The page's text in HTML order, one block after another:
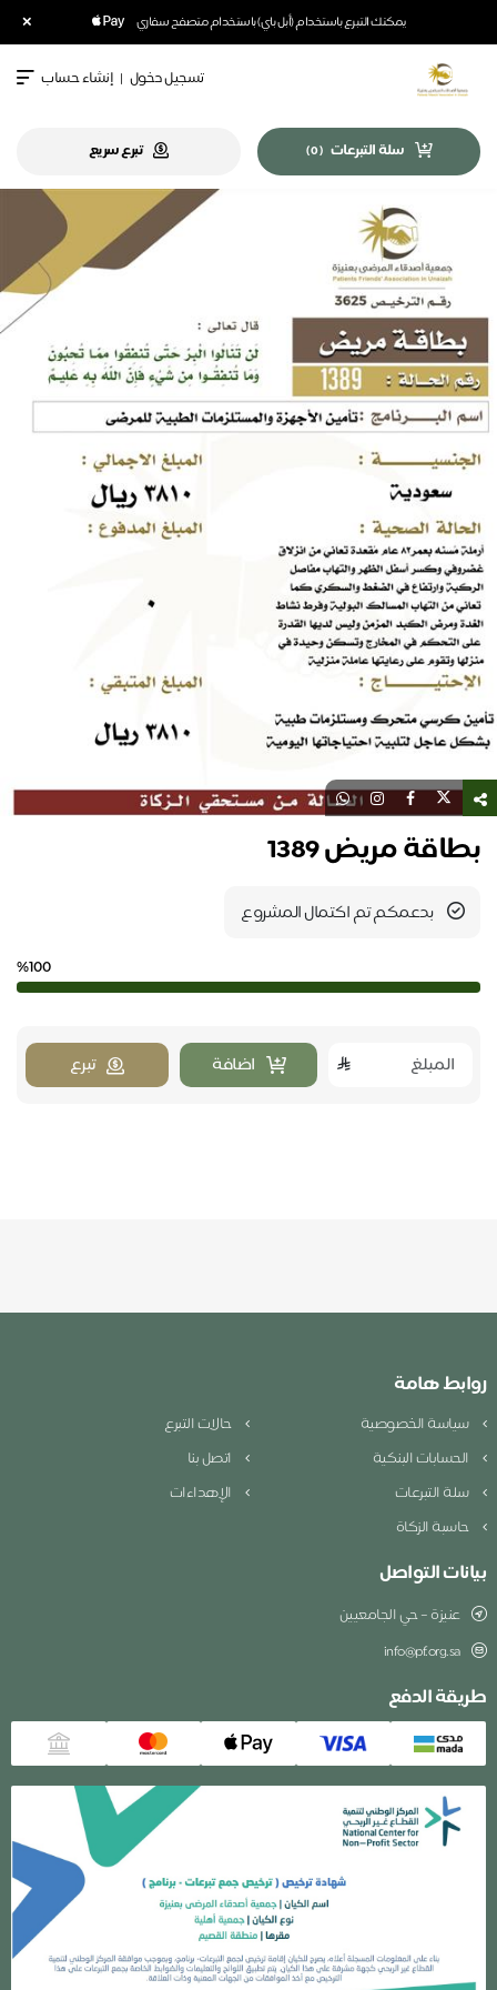
يمكنك التبرع باستخدام (أبل باي) باستخدام متصفح سفاري ×
تسجيل دخول | إنشاء حساب
سلة التبرعات (
0
) تبرع سريع
بطاقة مريض 1389
بدعمكم تم اكتمال المشروع
%100
اضافة تبرع
روابط هامة
سياسة الخصوصية
حالات التبرع
الحسابات البنكية
اتصل بنا
سلة التبرعات
الإهداءات
حاسبة الزكاة
بيانات التواصل
عنيزة – حي الجامعيين
info@pf.org.sa
طريقة الدفع